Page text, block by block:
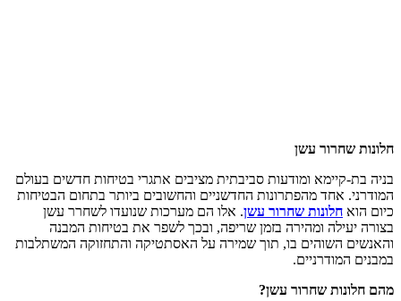
חלונות שחרור עשן
בניה בת-קיימא ומודעות סביבתית מציבים אתגרי בטיחות חדשים בעולם
המודרני. אחד מהפתרונות החדשניים והחשובים ביותר בתחום הבטיחות
כיום הוא חלונות שחרור עשן. אלו הם מערכות שנועדו לשחרר עשן
בצורה יעילה ומהירה בזמן שריפה, ובכך לשפר את בטיחות המבנה
והאנשים השוהים בו, תוך שמירה על האסתטיקה והתחזוקה המשתלבות
במבנים המודרניים.
מהם חלונות שחרור עשן?